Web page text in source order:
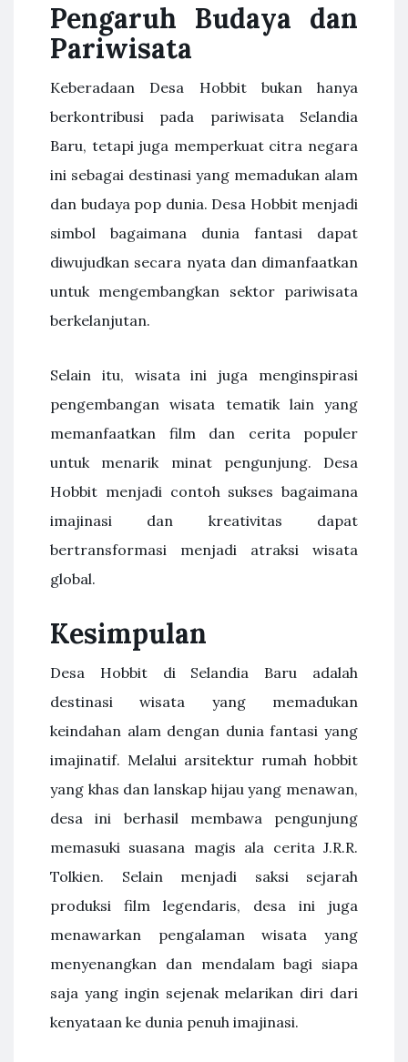
Pengaruh Budaya dan
Pariwisata
Keberadaan Desa Hobbit bukan hanya
berkontribusi pada pariwisata Selandia
Baru, tetapi juga memperkuat citra negara
ini sebagai destinasi yang memadukan alam
dan budaya pop dunia. Desa Hobbit menjadi
simbol bagaimana dunia fantasi dapat
diwujudkan secara nyata dan dimanfaatkan
untuk mengembangkan sektor pariwisata
berkelanjutan.
Selain itu, wisata ini juga menginspirasi
pengembangan wisata tematik lain yang
memanfaatkan film dan cerita populer
untuk menarik minat pengunjung. Desa
Hobbit menjadi contoh sukses bagaimana
imajinasi dan kreativitas dapat
bertransformasi menjadi atraksi wisata
global.
Kesimpulan
Desa Hobbit di Selandia Baru adalah
destinasi wisata yang memadukan
keindahan alam dengan dunia fantasi yang
imajinatif. Melalui arsitektur rumah hobbit
yang khas dan lanskap hijau yang menawan,
desa ini berhasil membawa pengunjung
memasuki suasana magis ala cerita J.R.R.
Tolkien. Selain menjadi saksi sejarah
produksi film legendaris, desa ini juga
menawarkan pengalaman wisata yang
menyenangkan dan mendalam bagi siapa
saja yang ingin sejenak melarikan diri dari
kenyataan ke dunia penuh imajinasi.